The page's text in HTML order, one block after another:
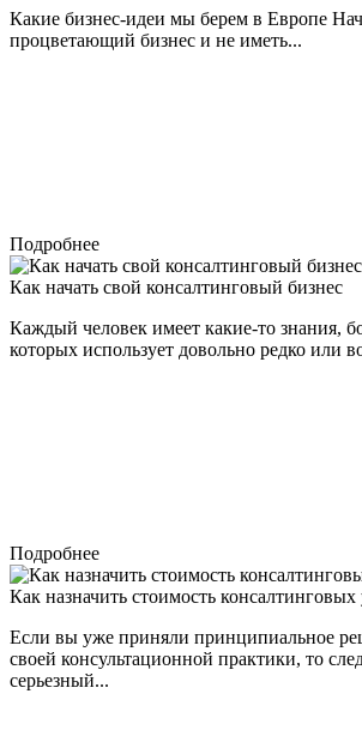
Какие бизнес-идеи мы берем в Европе
процветающий бизнес и не иметь...
Подробнее
Как начать свой консалтинговый бизнес
Каждый человек имеет какие-то знания,
которых использует довольно редко или
Подробнее
Как назначить стоимость консалтинговых
Если вы уже приняли принципиальное
своей консультационной практики, то
серьезный...